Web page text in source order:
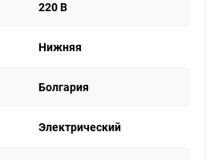
220 В
Нижняя
Болгария
Электрический